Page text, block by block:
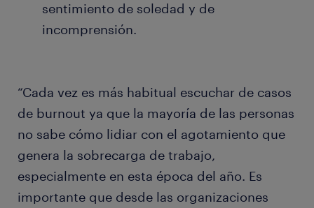
sentimiento de soledad y de
incomprensión.
“Cada vez es más habitual escuchar de casos
de burnout ya que la mayoría de las personas
no sabe cómo lidiar con el agotamiento que
genera la sobrecarga de trabajo,
especialmente en esta época del año. Es
importante que desde las organizaciones